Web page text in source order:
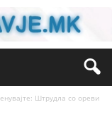
Штрудла со ореви